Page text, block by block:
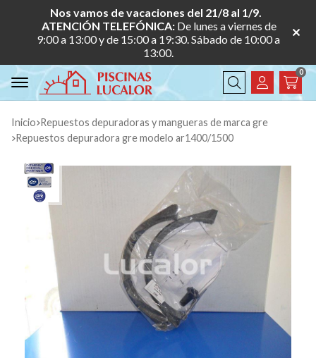
Nos vamos de vacaciones del 21/8 al 1/9.
ATENCIÓN TELEFÓNICA: De lunes a viernes de
9:00 a 13:00 y de 15:00 a 19:30. Sábado de 10:00 a
13:00.
Buscar
0
Inicio
repuestos depuradoras y mangueras de marca gre
repuestos depuradora gre modelo ar1400/1500